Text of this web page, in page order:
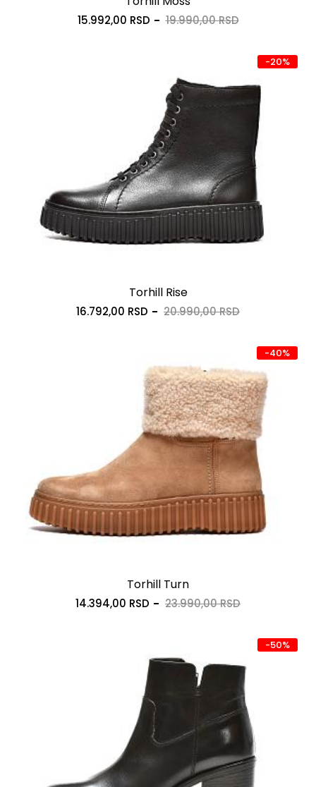
15.992,00 RSD 19.990,00 RSD
-20%
Torhill Rise
16.792,00 RSD 20.990,00 RSD
-40%
Torhill Turn
14.394,00 RSD 23.990,00 RSD
-50%